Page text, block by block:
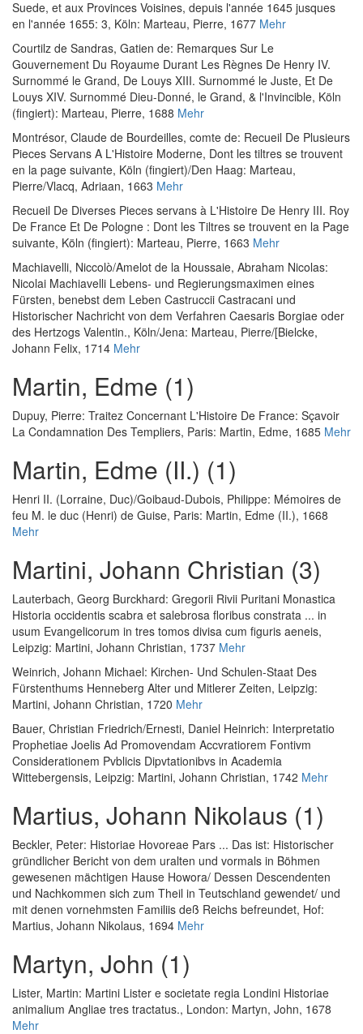
Suede, et aux Provinces Voisines, depuis l'année 1645 jusques
en l'année 1655: 3, Köln: Marteau, Pierre, 1677 Mehr
Courtilz de Sandras, Gatien de: Remarques Sur Le
Gouvernement Du Royaume Durant Les Règnes De Henry IV.
Surnommé le Grand, De Louys XIII. Surnommé le Juste, Et De
Louys XIV. Surnommé Dieu-Donné, le Grand, & l'Invincible, Köln
(fingiert): Marteau, Pierre, 1688 Mehr
Montrésor, Claude de Bourdeilles, comte de: Recueil De Plusieurs
Pieces Servans A L'Histoire Moderne, Dont les tiltres se trouvent
en la page suivante, Köln (fingiert)/Den Haag: Marteau,
Pierre/Vlacq, Adriaan, 1663 Mehr
Recueil De Diverses Pieces servans à L'Histoire De Henry III. Roy
De France Et De Pologne : Dont les Tiltres se trouvent en la Page
suivante, Köln (fingiert): Marteau, Pierre, 1663 Mehr
Machiavelli, Niccolò/Amelot de la Houssaie, Abraham Nicolas:
Nicolai Machiavelli Lebens- und Regierungsmaximen eines
Fürsten, benebst dem Leben Castruccii Castracani und
Historischer Nachricht von dem Verfahren Caesaris Borgiae oder
des Hertzogs Valentin., Köln/Jena: Marteau, Pierre/[Bielcke,
Johann Felix, 1714 Mehr
Martin, Edme (1)
Dupuy, Pierre: Traitez Concernant L'Histoire De France: Sçavoir
La Condamnation Des Templiers, Paris: Martin, Edme, 1685 Mehr
Martin, Edme (II.) (1)
Henri II. (Lorraine, Duc)/Goibaud-Dubois, Philippe: Mémoires de
feu M. le duc (Henri) de Guise, Paris: Martin, Edme (II.), 1668
Mehr
Martini, Johann Christian (3)
Lauterbach, Georg Burckhard: Gregorii Rivii Puritani Monastica
Historia occidentis scabra et salebrosa floribus constrata ... in
usum Evangelicorum in tres tomos divisa cum figuris aeneis,
Leipzig: Martini, Johann Christian, 1737 Mehr
Weinrich, Johann Michael: Kirchen- Und Schulen-Staat Des
Fürstenthums Henneberg Alter und Mitlerer Zeiten, Leipzig:
Martini, Johann Christian, 1720 Mehr
Bauer, Christian Friedrich/Ernesti, Daniel Heinrich: Interpretatio
Prophetiae Joelis Ad Promovendam Accvratiorem Fontivm
Considerationem Pvblicis Dipvtationibvs in Academia
Wittebergensis, Leipzig: Martini, Johann Christian, 1742 Mehr
Martius, Johann Nikolaus (1)
Beckler, Peter: Historiae Hovoreae Pars ... Das ist: Historischer
gründlicher Bericht von dem uralten und vormals in Böhmen
gewesenen mächtigen Hause Howora/ Dessen Descendenten
und Nachkommen sich zum Theil in Teutschland gewendet/ und
mit denen vornehmsten Familiis deß Reichs befreundet, Hof:
Martius, Johann Nikolaus, 1694 Mehr
Martyn, John (1)
Lister, Martin: Martini Lister e societate regia Londini Historiae
animalium Angliae tres tractatus., London: Martyn, John, 1678
Mehr